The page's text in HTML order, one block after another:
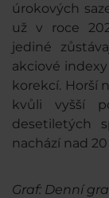
úrokových
už v roce
jediné
akciové
korekcí. Horší
kvůli vyšší
desetiletých
nachází nad
Graf: Denní